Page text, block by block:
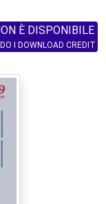
È DISPONIBILE
I DOWNLOAD CREDIT